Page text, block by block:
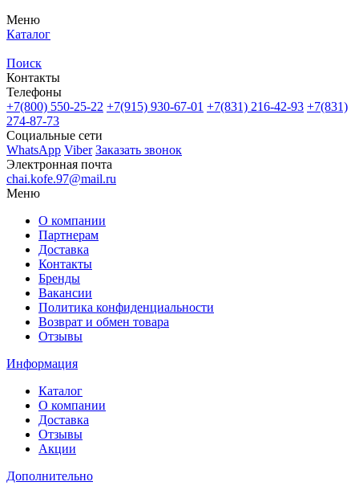
Меню
Каталог
Поиск
Контакты
Телефоны
+7(800) 550-25-22 +7(915) 930-67-01 +7(831) 216-42-93 +7(831)
274-87-73
Социальные сети
WhatsApp Viber Заказать звонок
Электронная почта
chai.kofe.97@mail.ru
Меню
О компании
Партнерам
Доставка
Контакты
Бренды
Вакансии
Политика конфиденциальности
Возврат и обмен товара
Отзывы
Информация
Каталог
О компании
Доставка
Отзывы
Акции
Дополнительно